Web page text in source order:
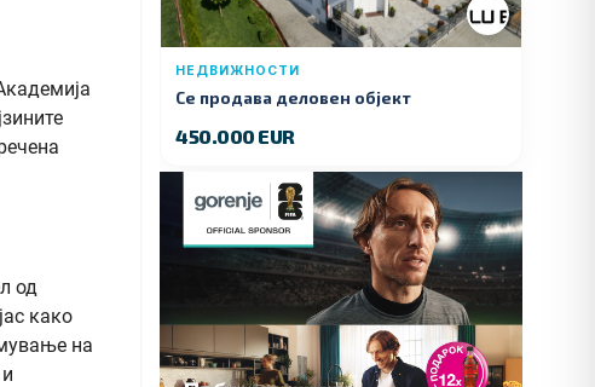
од
како
на
НЕДВИЖНОСТИ
Се продава деловен објект
450.000 EUR